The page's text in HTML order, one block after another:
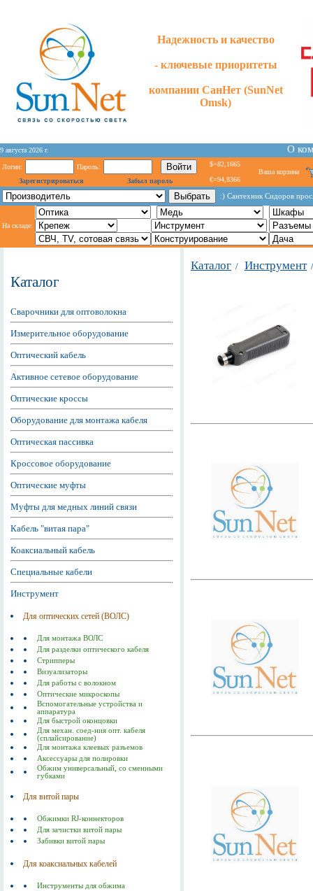
Надежность и качество
- ключевые приоритеты
компании СанНет (SunNet
Omsk)
9 августа 2026 г. О
Логин:
Пароль:
Зарегистрироваться
Забыл пароль
$=82,1665
€=94,8366
Ваша корзина
:) Сантехник Сидоров
На складе:
Каталог
Сварочники для оптоволокна
Измерительное оборудование
Оптический кабель
Активное сетевое оборудование
Оптические кроссы
Оборудование для монтажа кабеля
Оптическая пассивка
Кроссовое оборудование
Оптические муфты
Муфты для медных линий связи
Кабель "витая пара"
Коаксиальный кабель
Специальные кабели
Инструмент
Для оптических сетей (ВОЛС)
Для монтажа ВОЛС
Для разделки оптического кабеля
Стрипперы
Визуализаторы
Для работы с волокном
Оптические микроскопы
Вспомогательные устройства и
аппаратура
Для быстрой оконцовки
Для механ. соед-ния опт. кабеля
(сплайсирование)
Для монтажа клеевых разъемов
Аксессуары для полировки
Обжим универсальный, со сменными
губками
Для витой пары
Обжимки RJ-коннекторов
Для зачистки витой пары
Забивки витой пары
Для коаксиальных кабелей
Инструменты для обжима
Каталог / Инструмент